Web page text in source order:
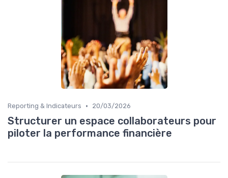
Reporting & Indicateurs • 20/03/2026
Structurer un espace collaborateurs pour
piloter la performance financière